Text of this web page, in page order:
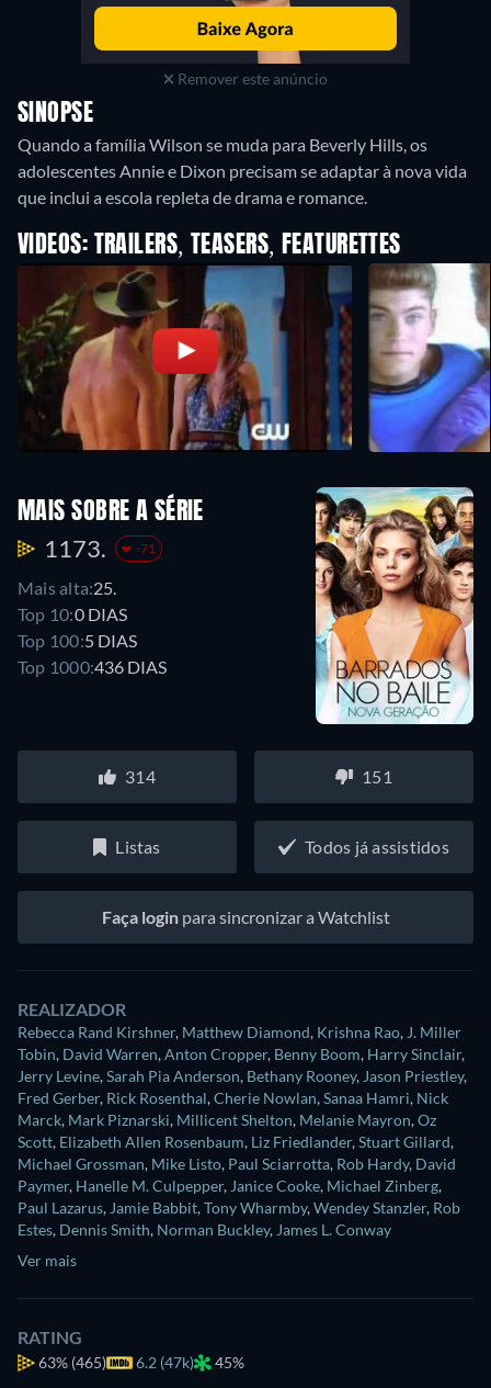
Remover este anúncio
SINOPSE
Quando a família Wilson se muda para Beverly Hills, os
adolescentes Annie e Dixon precisam se adaptar à nova vida
que inclui a escola repleta de drama e romance.
VIDEOS: TRAILERS, TEASERS, FEATURETTES
MAIS SOBRE A SÉRIE
1173. -71
Mais alta:25.
Top 10:0 DIAS
Top 100:5 DIAS
Top 1000:436 DIAS
314 151
Listas Todos já assistidos
Faça loginpara sincronizar a Watchlist
REALIZADOR
Rebecca Rand Kirshner, Matthew Diamond, Krishna Rao, J. Miller
Tobin, David Warren,Anton Cropper, Benny Boom, Harry Sinclair,
Jerry Levine,Sarah Pia Anderson, Bethany Rooney, Jason Priestley,
Fred Gerber, Rick Rosenthal,Cherie Nowlan,Sanaa Hamri, Nick
Marck, Mark Piznarski, Millicent Shelton, Melanie Mayron,Oz
Scott, Elizabeth Allen Rosenbaum, Liz Friedlander,Stuart Gillard,
Michael Grossman, Mike Listo, Paul Sciarrotta, Rob Hardy, David
Paymer, Hanelle M. Culpepper, Janice Cooke, Michael Zinberg,
Paul Lazarus, Jamie Babbit,Tony Wharmby,Wendey Stanzler, Rob
Estes, Dennis Smith, Norman Buckley, James L. Conway
Ver mais
RATING
63% (465) 6.2 (47k) 45%